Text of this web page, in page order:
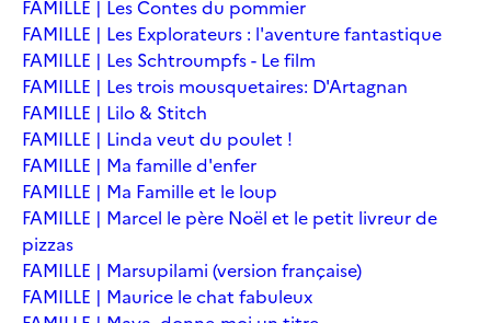
FAMILLE | Les Contes du pommier
FAMILLE | Les Explorateurs : l'aventure fantastique
FAMILLE | Les Schtroumpfs - Le film
FAMILLE | Les trois mousquetaires: D'Artagnan
FAMILLE | Lilo & Stitch
FAMILLE | Linda veut du poulet !
FAMILLE | Ma famille d'enfer
FAMILLE | Ma Famille et le loup
FAMILLE | Marcel le père Noël et le petit livreur de
pizzas
FAMILLE | Marsupilami (version française)
FAMILLE | Maurice le chat fabuleux